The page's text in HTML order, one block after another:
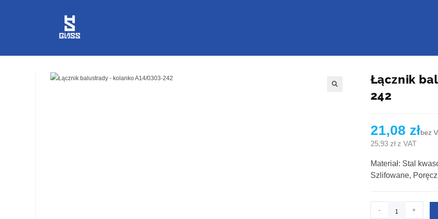
Łącznik
242
21,08 złbez
25,93 złz VAT
Materiał: Stal
Szlifowane,
- +